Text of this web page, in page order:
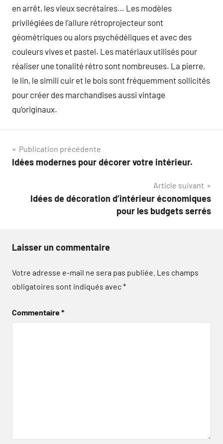
en arrêt, les vieux secrétaires… Les modèles
privilégiées de l’allure rétroprojecteur sont
géométriques ou alors psychédéliques et avec des
couleurs vives et pastel. Les matériaux utilisés pour
réaliser une tonalité rétro sont nombreuses. La pierre,
le lin, le simili cuir et le bois sont fréquemment sollicités
pour créer des marchandises aussi vintage
qu’originaux.
Navigation
de
Publication précédente
Idées modernes pour décorer votre intérieur.
Article suivant
Idées de décoration d’intérieur économiques
pour les budgets serrés
Laisser un commentaire
Votre adresse e-mail ne sera pas publiée. Les champs
obligatoires sont indiqués avec*
Commentaire*